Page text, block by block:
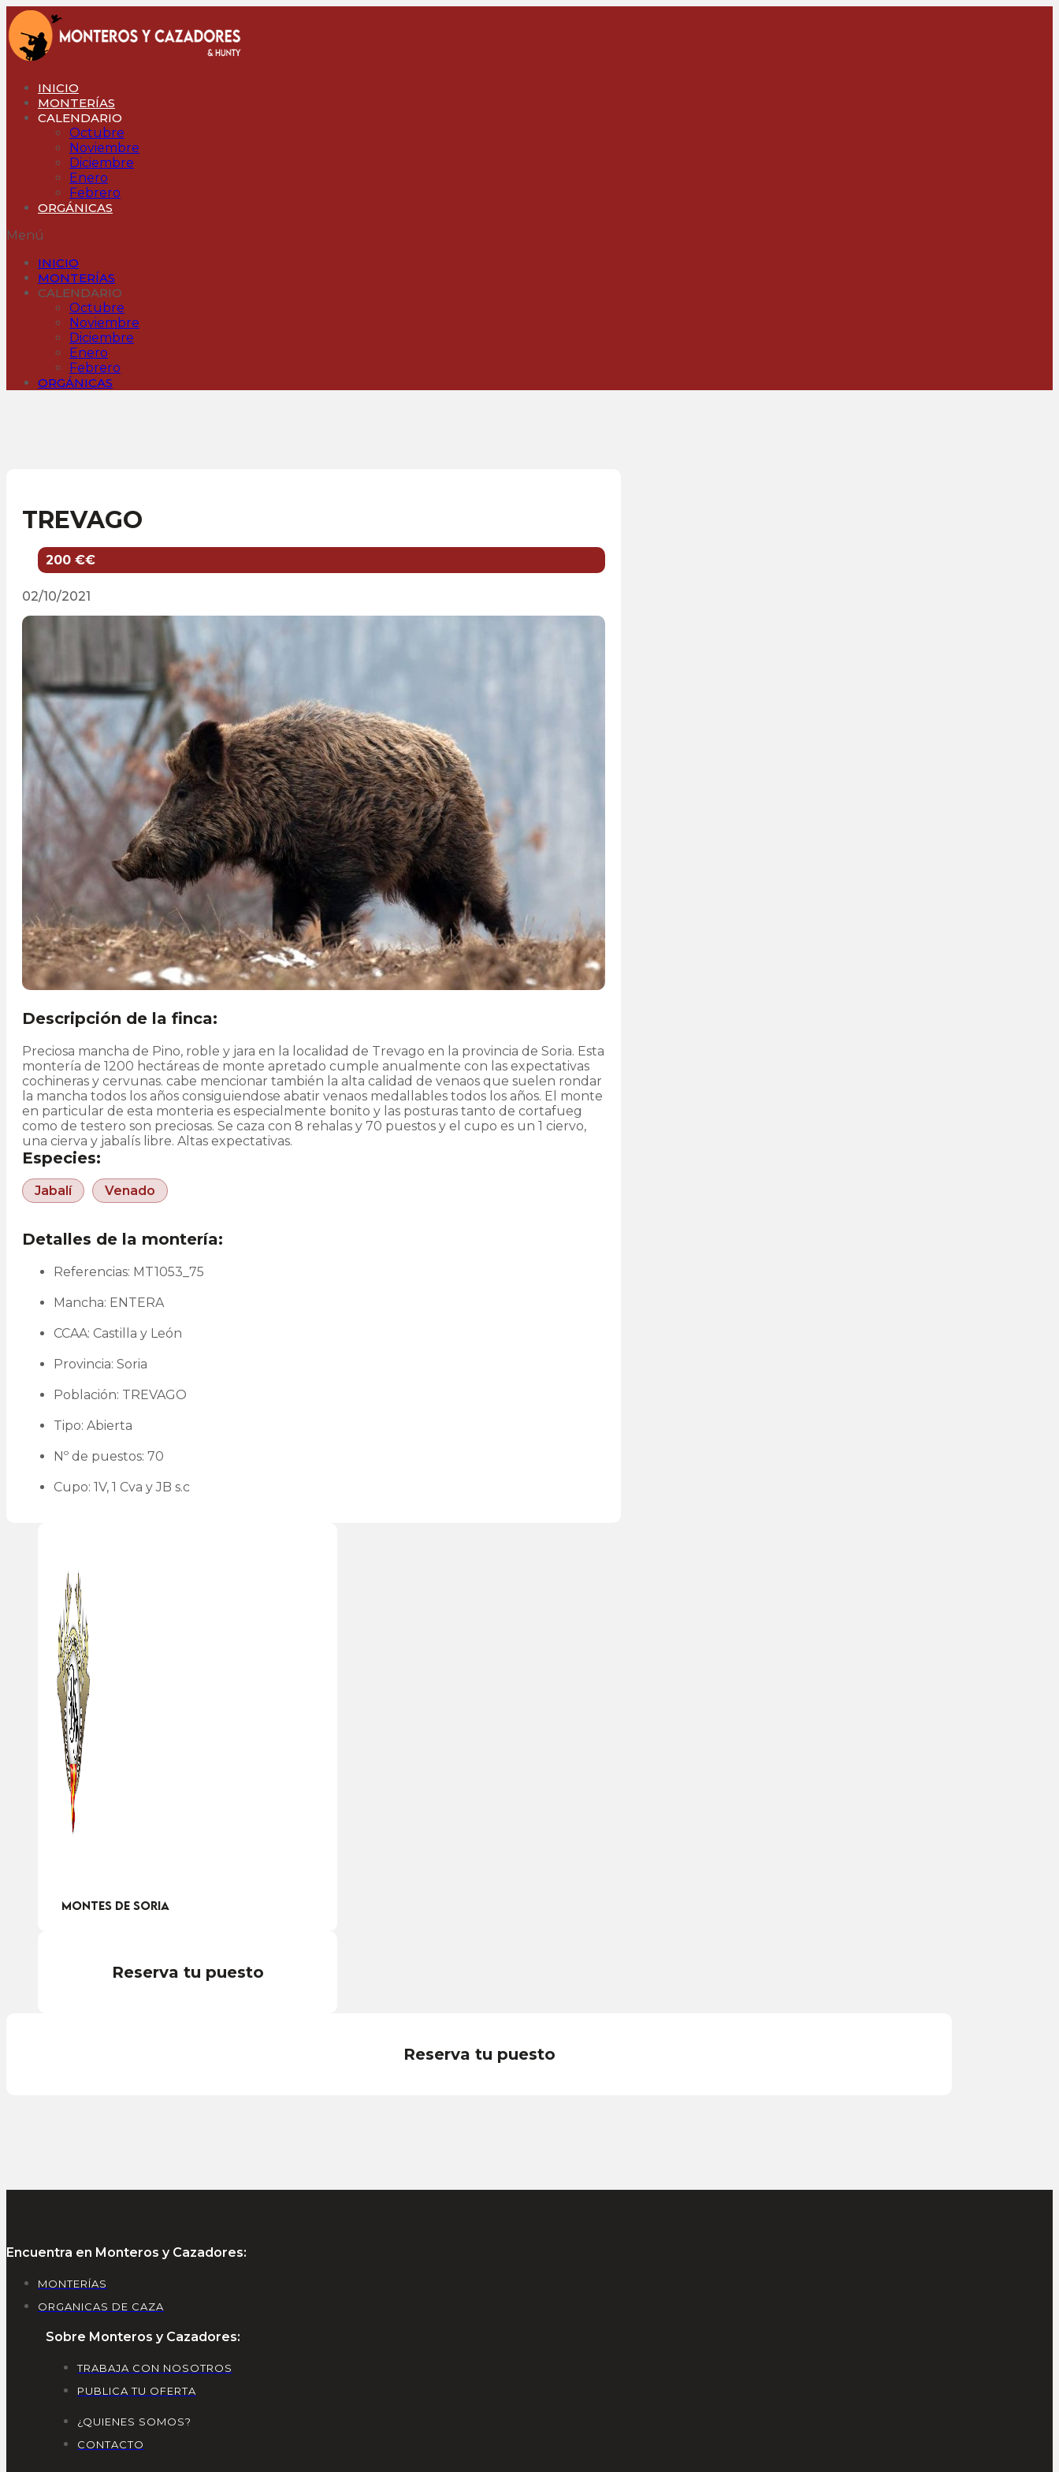
al
contenido
INICIO
MONTERÍAS
CALENDARIO
Octubre
Noviembre
Diciembre
Enero
Febrero
ORGÁNICAS
Menú
INICIO
MONTERÍAS
CALENDARIO
Octubre
Noviembre
Diciembre
Enero
Febrero
ORGÁNICAS
TREVAGO
200 €€
02/10/2021
Descripción de la finca:
Preciosa mancha de Pino, roble y jara en la localidad de Trevago en la provincia de Soria. Esta
montería de 1200 hectáreas de monte apretado cumple anualmente con las expectativas
cochineras y cervunas. cabe mencionar también la alta calidad de venaos que suelen rondar
la mancha todos los años consiguiendose abatir venaos medallables todos los años. El monte
en particular de esta monteria es especialmente bonito y las posturas tanto de cortafueg
como de testero son preciosas. Se caza con 8 rehalas y 70 puestos y el cupo es un 1 ciervo,
una cierva y jabalís libre. Altas expectativas.
Especies:
Jabalí Venado
Detalles de la montería:
Referencias: MT1053_75
Mancha: ENTERA
CCAA: Castilla y León
Provincia: Soria
Población: TREVAGO
Tipo: Abierta
Nº de puestos: 70
Cupo: 1V, 1 Cva y JB s.c
Montes de Soria
Reserva tu puesto
Reserva tu puesto
Encuentra en Monteros y Cazadores:
MONTERÍAS
ORGANICAS DE CAZA
Sobre Monteros y Cazadores:
TRABAJA CON NOSOTROS
PUBLICA TU OFERTA
¿QUIENES SOMOS?
CONTACTO